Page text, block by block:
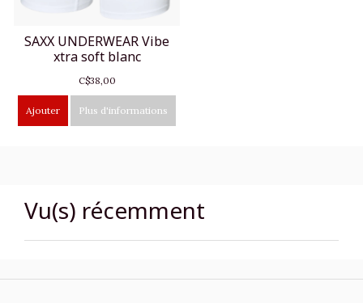
SAXX UNDERWEAR Vibe
xtra soft blanc
C$38,00
Ajouter Plus d'informations
Vu(s) récemment